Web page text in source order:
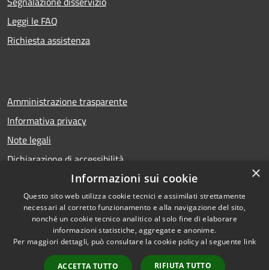
Leggi le FAQ
Richiesta assistenza
Amministrazione trasparente
Informativa privacy
Note legali
Dichiarazione di accessibilità
RSS
Accessibilità
Privacy
Copyright © 2026 • Comune di
Calcio • Powered by
Municipium•Accesso
redazione
×
Informazioni sui cookie
Questo sito web utilizza cookie tecnici e assimilati strettamente
necessari al corretto funzionamento e alla navigazione del sito,
nonché un cookie tecnico analitico al solo fine di elaborare
informazioni statistiche, aggregate e anonime.
Per maggiori dettagli, può consultare la cookie policy al seguente link
ACCETTA TUTTO RIFIUTA TUTTO